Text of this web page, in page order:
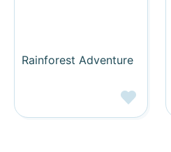
Rainforest Adventure